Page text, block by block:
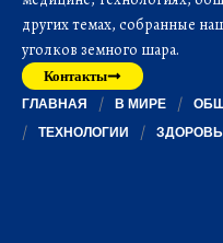
других темах, собранные
уголков земного шара.
Контакты
ГЛАВНАЯ В МИРЕ
ТЕХНОЛОГИИ